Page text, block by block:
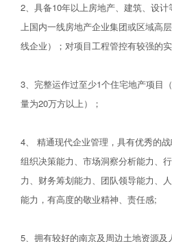
2、具备10年以上房地产、建筑、设
上国内一线房地产企业集团或区域高
线企业）；对项目工程管控有较强的
3、完整运作过至少1个住宅地产项目
量为20万方以上）；
4、 精通现代企业管理，具有优秀的战
组织决策能力、市场洞察分析能力、
力、财务筹划能力、团队领导能力、
能力，有高度的敬业精神、责任感;
5、拥有较好的南京及周边土地资源